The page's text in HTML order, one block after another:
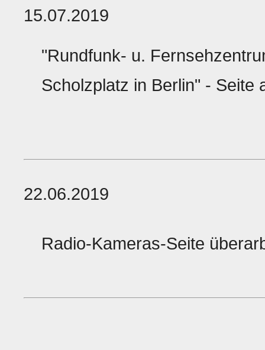
15.07.2019
"Rundfunk- u.
Scholzplatz in Berlin" - Seite
22.06.2019
Radio-Kameras-Seite